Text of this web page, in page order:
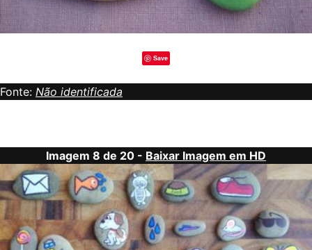
Save
Fonte: Não identificada
Imagem 8 de 20 - Baixar Imagem em HD